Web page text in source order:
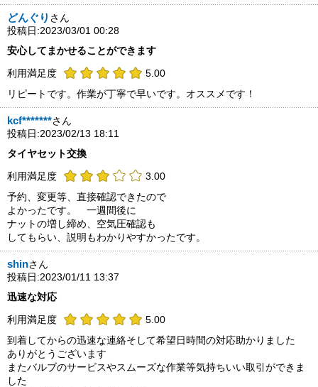
どんぐり さん
投稿日:2023/03/01 00:28
安心してまかせることができます
利用満足度
5.00
リピートです。作業が丁寧で早いです。オススメです！
kcf*******さん
投稿日:2023/02/13 18:11
タイヤセット交換
利用満足度
3.00
予約、変更等、直接確認できたので
よかったです。 一週間後に
ナットの増し締め、空気圧確認も
してもらい、説明もわかりやすかったです。
shinさん
投稿日:2023/01/11 13:37
迅速な対応
利用満足度
5.00
到着してからの迅速な連絡そして希望日時間の対応助かりました
ありがとうございます
またバルブのサービスやスムーズな作業等気持ちいい取引ができま
した